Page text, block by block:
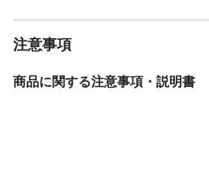
注意事項
商品に関する注意事項・説明書